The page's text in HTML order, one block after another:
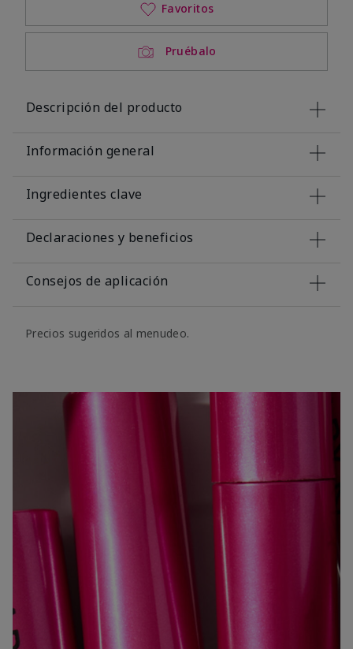
Pruébalo
Favoritos
Descripción del producto
Información general
Ingredientes clave
Declaraciones y beneficios
Consejos de aplicación
Precios sugeridos al menudeo.